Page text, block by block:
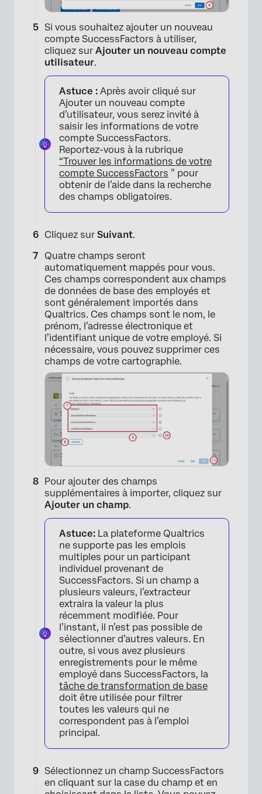
×
×
×
Si vous souhaitez ajouter un nouveau
compte SuccessFactors à utiliser,
cliquez sur Ajouter un nouveau compte
utilisateur.
Astuce : Après avoir cliqué sur
Ajouter un nouveau compte
d’utilisateur, vous serez invité à
saisir les informations de votre
compte SuccessFactors.
Reportez-vous à la rubrique
“Trouver les informations de votre
compte SuccessFactors ” pour
obtenir de l’aide dans la recherche
des champs obligatoires.
Cliquez sur Suivant.
Quatre champs seront
automatiquement mappés pour vous.
Ces champs correspondent aux champs
de données de base des employés et
sont généralement importés dans
Qualtrics. Ces champs sont le nom, le
prénom, l’adresse électronique et
l’identifiant unique de votre employé. Si
nécessaire, vous pouvez supprimer ces
champs de votre cartographie.
Pour ajouter des champs
supplémentaires à importer, cliquez sur
Ajouter un champ.
Astuce: La plateforme Qualtrics
ne supporte pas les emplois
multiples pour un participant
individuel provenant de
SuccessFactors. Si un champ a
plusieurs valeurs, l’extracteur
extraira la valeur la plus
récemment modifiée. Pour
l’instant, il n’est pas possible de
sélectionner d’autres valeurs. En
outre, si vous avez plusieurs
enregistrements pour le même
employé dans SuccessFactors, la
tâche de transformation de base
doit être utilisée pour filtrer
toutes les valeurs qui ne
correspondent pas à l’emploi
principal.
Sélectionnez un champ SuccessFactors
en cliquant sur la case du champ et en